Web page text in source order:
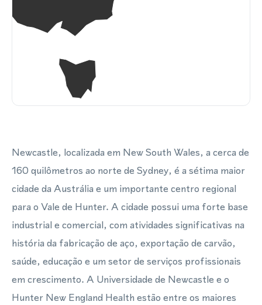
Newcastle, localizada em New South Wales, a cerca de
160 quilômetros ao norte de Sydney, é a sétima maior
cidade da Austrália e um importante centro regional
para o Vale de Hunter. A cidade possui uma forte base
industrial e comercial, com atividades significativas na
história da fabricação de aço, exportação de carvão,
saúde, educação e um setor de serviços profissionais
em crescimento. A Universidade de Newcastle e o
Hunter New England Health estão entre os maiores